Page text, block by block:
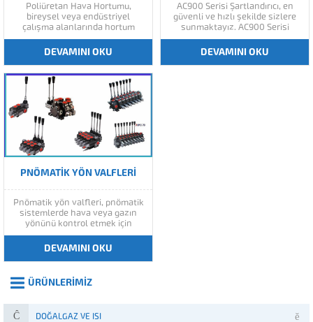
Poliüretan Hava Hortumu,
bireysel veya endüstriyel
çalışma alanlarında hortum
kullanımından kaynaklanan
katlanma, yıpranma ve hortum
yapısından doğan sorunları
ortadan kaldıran çok sağlam ve
dayanıklı hortumlardır.
Poliüretan hava hortumları
güncel teknolojinin en sorunsuz
ürünlerindendir. Montaj
konusunda hemen her türlü
rakora uyum...
DEVAMINI OKU
AC900 Serisi Şartlandırıcı, en
güvenli ve hızlı şekilde sizlere
sunmaktayız. AC900 Serisi
Şartlandırıcı fiyatları üç tip
olarak satışa sunulduğu için
fiyatları seri ve filtreye göre
değişiklik göstermektedir.
DEVAMINI OKU
PNÖMATIK YÖN VALFLERI
Pnömatik yön valfleri, pnömatik
sistemlerde hava veya gazın
yönünü kontrol etmek için
kullanılan bir tür valftir. Bu
valfler, hava veya gazın belirli
bir yöne gitmesini sağlar ve
sistemin çalışmasını düzenler.
DEVAMINI OKU
ÜRÜNLERIMIZ
DOĞALGAZ VE ISI